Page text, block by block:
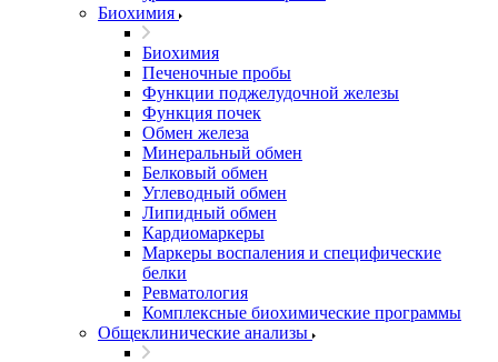
Биохимия
Биохимия
Печеночные пробы
Функции поджелудочной железы
Функция почек
Обмен железа
Минеральный обмен
Белковый обмен
Углеводный обмен
Липидный обмен
Кардиомаркеры
Маркеры воспаления и специфические
белки
Ревматология
Комплексные биохимические программы
Общеклинические анализы